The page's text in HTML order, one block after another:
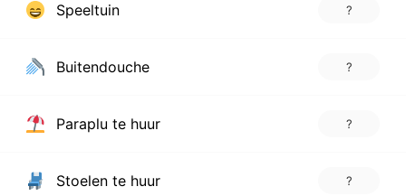
Speeltuin ?
Buitendouche ?
Paraplu te huur ?
Stoelen te huur ?